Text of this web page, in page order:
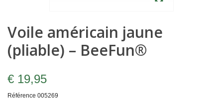
Voile américain jaune
(pliable) – BeeFun®
€ 19,95
Référence 005269